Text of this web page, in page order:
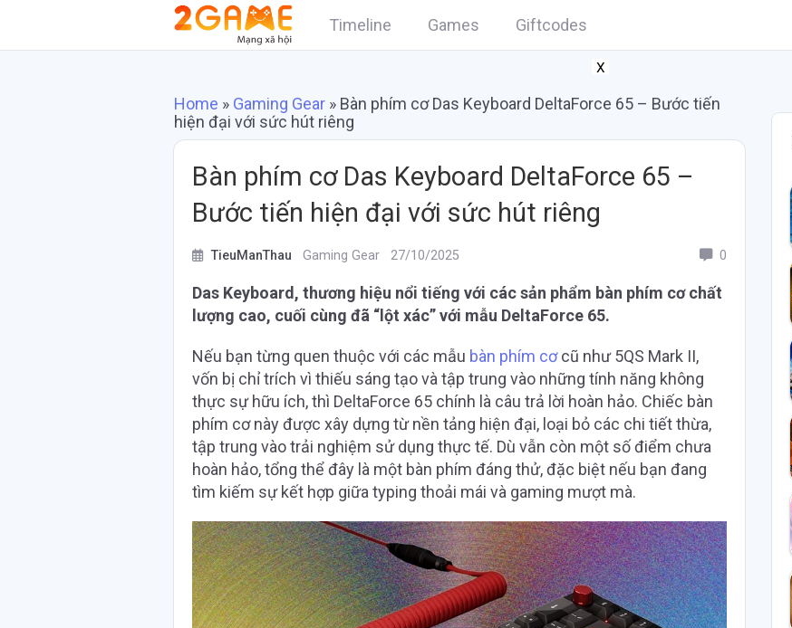
Timeline Games Giftcodes
X
Home » Gaming Gear » Bàn phím cơ Das Keyboard DeltaForce 65 – Bước tiến
hiện đại với sức hút riêng
Bàn phím cơ Das Keyboard DeltaForce 65 –
Bước tiến hiện đại với sức hút riêng
TieuManThau Gaming Gear 27/10/2025 0
Das Keyboard, thương hiệu nổi tiếng với các sản phẩm bàn phím cơ chất
lượng cao, cuối cùng đã “lột xác” với mẫu DeltaForce 65.
Nếu bạn từng quen thuộc với các mẫu bàn phím cơcũ như 5QS Mark II,
vốn bị chỉ trích vì thiếu sáng tạo và tập trung vào những tính năng không
thực sự hữu ích, thì DeltaForce 65 chính là câu trả lời hoàn hảo. Chiếc bàn
phím cơ này được xây dựng từ nền tảng hiện đại, loại bỏ các chi tiết thừa,
tập trung vào trải nghiệm sử dụng thực tế. Dù vẫn còn một số điểm chưa
hoàn hảo, tổng thể đây là một bàn phím đáng thử, đặc biệt nếu bạn đang
tìm kiếm sự kết hợp giữa typing thoải mái và gaming mượt mà.